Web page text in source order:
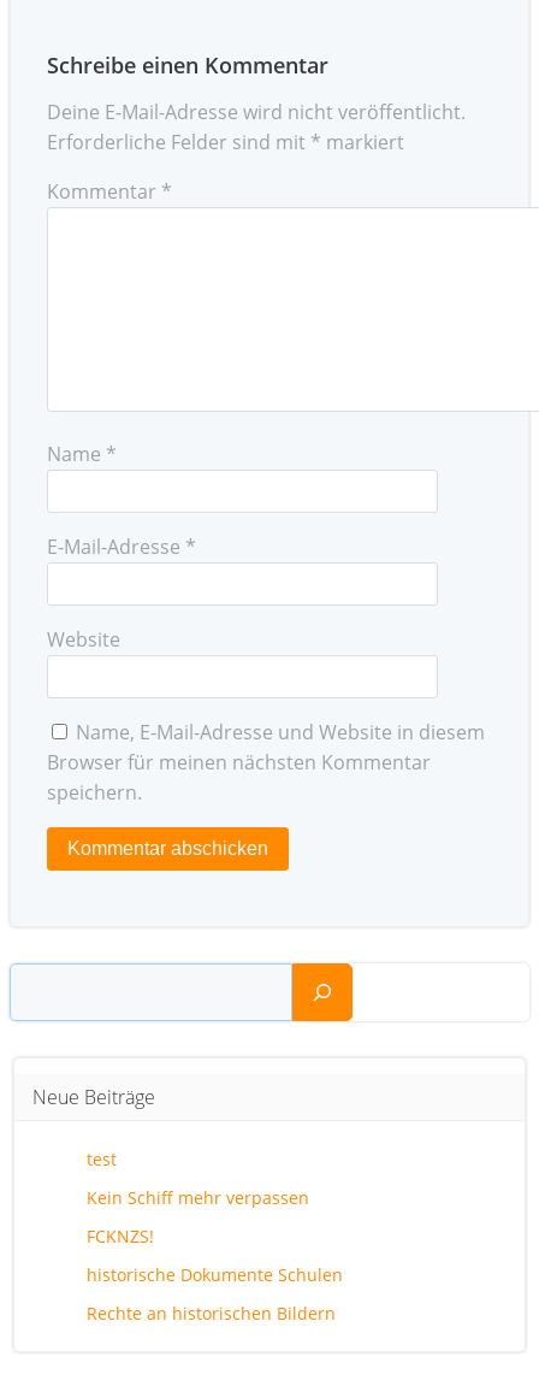
Schreibe einen Kommentar
Deine E-Mail-Adresse wird nicht veröffentlicht.
Erforderliche Felder sind mit * markiert
Kommentar *
Name *
E-Mail-Adresse *
Website
Name, E-Mail-Adresse und Website in diesem
Browser für meinen nächsten Kommentar
speichern.
Suchen
Neue Beiträge
test
Kein Schiff mehr verpassen
FCKNZS!
historische Dokumente Schulen
Rechte an historischen Bildern